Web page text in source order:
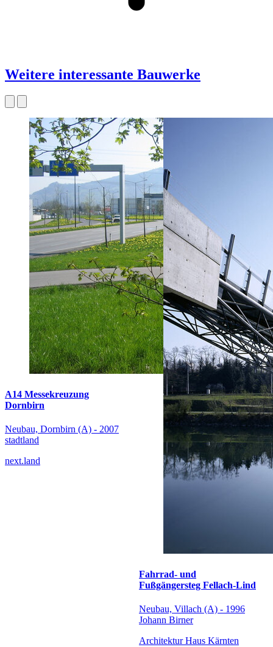
Weitere interessante Bauwerke
A14 Messekreuzung
Dornbirn
Neubau, Dornbirn (A) - 2007
stadtland
next.land
Fahrrad- und
Fußgängersteg Fellach-Lind
Neubau, Villach (A) - 1996
Johann Birner
Architektur Haus Kärnten